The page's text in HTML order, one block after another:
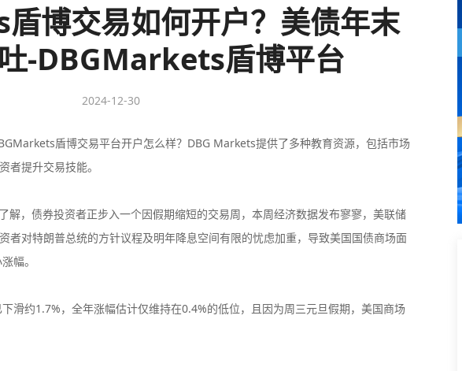
博交易如何开户？美债年末
-DBGMarkets盾博平台
2024-12-30
盾博交易平台开户怎么样？DBG Markets提供了多种教育资源，包括市场
者提升交易技能。
解，债券投资者正步入一个因假期缩短的交易周，本周经济数据发布寥寥，美联储
者对特朗普总统的方针议程及明年降息空间有限的忧虑加重，导致美国国债商场面
幅。
滑约1.7%，全年涨幅估计仅维持在0.4%的低位，且因为周三元旦假期，美国商场
监管中 AvaTrade爱华 监管中 Eightcap易汇